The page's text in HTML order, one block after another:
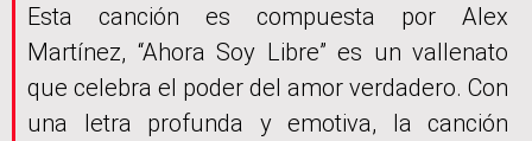
Esta canción es compuesta por Alex
Martínez, “Ahora Soy Libre” es un vallenato
que celebra el poder del amor verdadero. Con
una letra profunda y emotiva, la canción